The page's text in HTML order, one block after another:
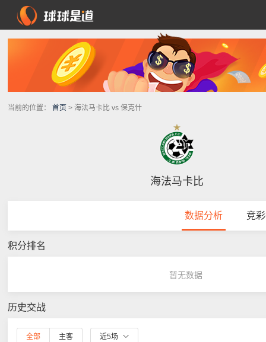
当前的位置： 首页 > 海法马卡比 vs 保克什
海法马卡比
数据分析 竞
积分排名
暂无数据
历史交战
全部 主客 近5场